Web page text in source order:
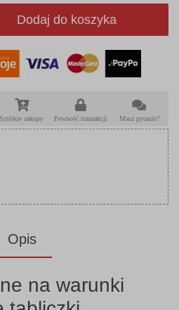
Dodaj do koszyka
Szybkie zakupy Pewność transakcji Masz pytanie?
Opis
na warunki